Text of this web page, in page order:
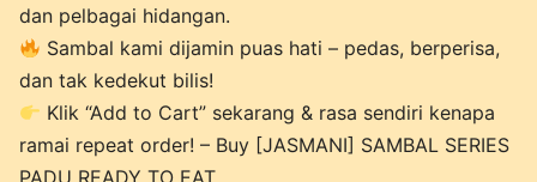
dan pelbagai hidangan.
Sambal kami dijamin puas hati – pedas, berperisa,
dan tak kedekut bilis!
Klik “Add to Cart” sekarang & rasa sendiri kenapa
ramai repeat order! – Buy [JASMANI] SAMBAL SERIES